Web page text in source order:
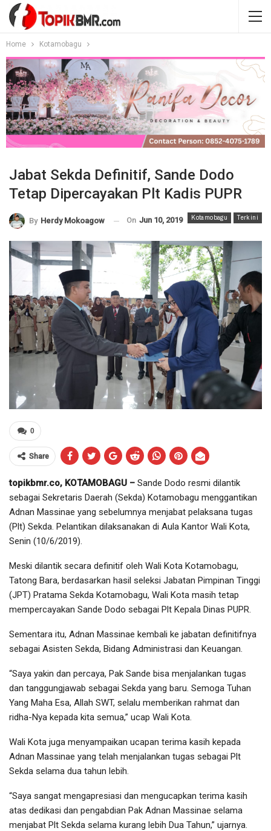
Home Kotamobagu
Jabat Sekda Definitif, Sande Dodo
Tetap Dipercayakan Plt Kadis PUPR
Kotamobagu Terkini
By Herdy Mokoagow On Jun 10, 2019
0
Share
topikbmr.co, KOTAMOBAGU – Sande Dodo resmi dilantik
sebagai Sekretaris Daerah (Sekda) Kotamobagu menggantikan
Adnan Massinae yang sebelumnya menjabat pelaksana tugas
(Plt) Sekda. Pelantikan dilaksanakan di Aula Kantor Wali Kota,
Senin (10/6/2019).
Meski dilantik secara definitif oleh Wali Kota Kotamobagu,
Tatong Bara, berdasarkan hasil seleksi Jabatan Pimpinan Tinggi
(JPT) Pratama Sekda Kotamobagu, Wali Kota masih tetap
mempercayakan Sande Dodo sebagai Plt Kepala Dinas PUPR.
Sementara itu, Adnan Massinae kembali ke jabatan definitifnya
sebagai Asisten Sekda, Bidang Administrasi dan Keuangan.
“Saya yakin dan percaya, Pak Sande bisa menjalankan tugas
dan tanggungjawab sebagai Sekda yang baru. Semoga Tuhan
Yang Maha Esa, Allah SWT, selalu memberikan rahmat dan
ridha-Nya kepada kita semua,” ucap Wali Kota.
Wali Kota juga menyampaikan ucapan terima kasih kepada
Adnan Massinae yang telah menjalankan tugas sebagai Plt
Sekda selama dua tahun lebih.
“Saya sangat mengapresiasi dan mengucapkan terima kasih
atas dedikasi dan pengabdian Pak Adnan Massinae selama
menjabat Plt Sekda selama kurang lebih Dua Tahun,” ujarnya.